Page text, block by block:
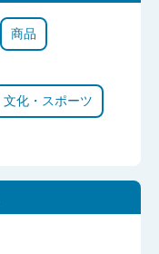
商品
文化・スポーツ